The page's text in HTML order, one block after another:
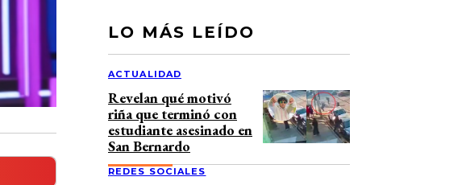
LO MÁS LEÍDO
ACTUALIDAD
Revelan qué motivó
riña que terminó con
estudiante asesinado en
San Bernardo
REDES SOCIALES